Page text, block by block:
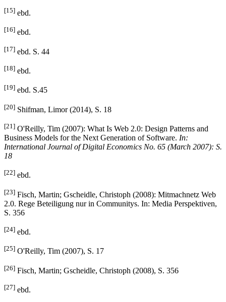
[15] ebd.
[16] ebd.
[17] ebd. S. 44
[18] ebd.
[19] ebd. S.45
[20] Shifman, Limor (2014), S. 18
[21] O'Reilly, Tim (2007): What Is Web 2.0: Design Patterns and
Business Models for the Next Generation of Software. In:
International Journal of Digital Economics No. 65 (March 2007): S.
18
[22] ebd.
[23] Fisch, Martin; Gscheidle, Christoph (2008): Mitmachnetz Web
2.0. Rege Beteiligung nur in Communitys. In: Media Perspektiven,
S. 356
[24] ebd.
[25] O'Reilly, Tim (2007), S. 17
[26] Fisch, Martin; Gscheidle, Christoph (2008), S. 356
[27] ebd.